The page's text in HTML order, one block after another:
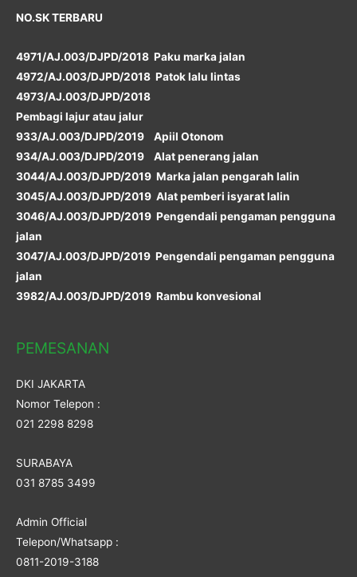
NO.SK TERBARU
4971/AJ.003/DJPD/2018 Paku marka jalan
4972/AJ.003/DJPD/2018 Patok lalu lintas
4973/AJ.003/DJPD/2018
Pembagi lajur atau jalur
933/AJ.003/DJPD/2019 Apiil Otonom
934/AJ.003/DJPD/2019 Alat penerang jalan
3044/AJ.003/DJPD/2019 Marka jalan pengarah lalin
3045/AJ.003/DJPD/2019 Alat pemberi isyarat lalin
3046/AJ.003/DJPD/2019 Pengendali pengaman pengguna
jalan
3047/AJ.003/DJPD/2019 Pengendali pengaman pengguna
jalan
3982/AJ.003/DJPD/2019 Rambu konvesional
PEMESANAN
DKI JAKARTA
Nomor Telepon :
021 2298 8298
SURABAYA
031 8785 3499
Admin Official
Telepon/Whatsapp :
0811-2019-3188